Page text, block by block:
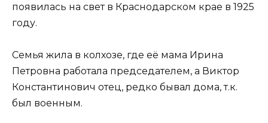
появилась на свет в Краснодарском крае в 1925
году.
Семья жила в колхозе, где её мама Ирина
Петровна работала председателем, а Виктор
Константинович отец, редко бывал дома, т.к.
был военным.